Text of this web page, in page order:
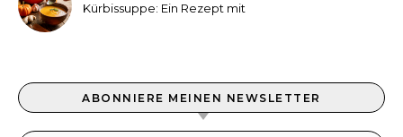
Kürbissuppe: Ein Rezept mit
ABONNIERE MEINEN NEWSLETTER